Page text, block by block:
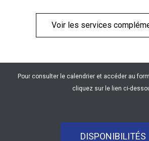
Voir les services
Pour consulter le calendrier et accéder au
cliquez sur le lien ci-
DISPONIBILITÉS